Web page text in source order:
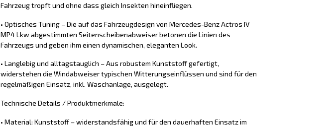
Fahrzeug tropft und ohne dass gleich Insekten hineinfliegen.
• Optisches Tuning – Die auf das Fahrzeugdesign von Mercedes-Benz Actros IV
MP4 Lkw abgestimmten Seitenscheibenabweiser betonen die Linien des
Fahrzeugs und geben ihm einen dynamischen, eleganten Look.
• Langlebig und alltagstauglich – Aus robustem Kunststoff gefertigt,
widerstehen die Windabweiser typischen Witterungseinflüssen und sind für den
regelmäßigen Einsatz, inkl. Waschanlage, ausgelegt.
Technische Details / Produktmerkmale:
• Material: Kunststoff – widerstandsfähig und für den dauerhaften Einsatz im